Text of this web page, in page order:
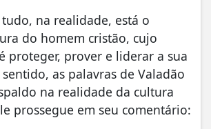
na realidade, está o
do homem cristão, cujo
proteger, prover e liderar a sua
as palavras de Valadão
na realidade da cultura
prossegue em seu comentário: